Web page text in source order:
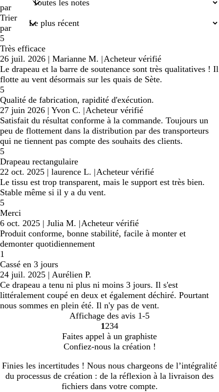
saisies
par
Trier
par
5
Très efficace
26 juil. 2026 | Marianne M. |Acheteur vérifié
Le drapeau et la barre de soutenance sont très qualitatives ! Il
flotte au vent désormais sur les quais de Sète.
5
Qualité de fabrication, rapidité d'exécution.
27 juin 2026 | Yvon C. |Acheteur vérifié
Satisfait du résultat conforme à la commande. Toujours un
peu de flottement dans la distribution par des transporteurs
qui ne tiennent pas compte des souhaits des clients.
5
Drapeau rectangulaire
22 oct. 2025 | laurence L. |Acheteur vérifié
Le tissu est trop transparent, mais le support est très bien.
Stable même si il y a du vent.
5
Merci
6 oct. 2025 | Julia M. |Acheteur vérifié
Produit conforme, bonne stabilité, facile à monter et
demonter quotidiennement
1
Cassé en 3 jours
24 juil. 2025 | Aurélien P.
Ce drapeau a tenu ni plus ni moins 3 jours. Il s'est
littéralement coupé en deux et également déchiré. Pourtant
nous sommes en plein été. Il n'y pas de vent.
Affichage des avis 1-5
Accéder
à
la
1 Accéder
à
la
2 Accéder
à
la
3Accéder
à
la
page
4
Faites appel à un graphiste
Confiez-nous la création !
Finies les incertitudes ! Nous nous chargeons de l’intégralité
du processus de création : de la réflexion à la livraison des
fichiers dans votre compte.